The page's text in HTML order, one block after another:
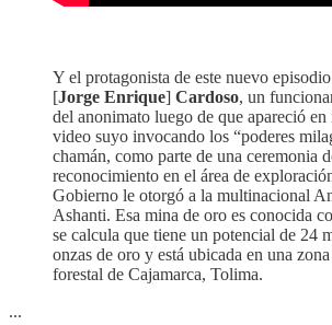
Y el protagonista de este nuevo
[Jorge Enrique] Cardoso, un
del anonimato luego de que apareció en
video suyo invocando los “poderes
chamán, como parte de una ceremonia
reconocimiento en el área de
Gobierno le otorgó a la multinacional
Ashanti. Esa mina de oro es conocida
se calcula que tiene un potencial de 24
onzas de oro y está ubicada en una
forestal de Cajamarca, Tolima.
...